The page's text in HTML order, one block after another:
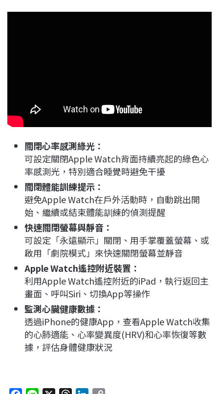
關閉心率感測綠光：
可設定關閉Apple Watch背面持續亮起的綠色心
率感測光，特別適合睡覺時避免干擾
關閉體能訓練提示：
避免Apple Watch在戶外活動時，自動跳出開
始、繼續或結束體能訓練的偵測提醒
快速關閉螢幕與靜音：
可設定「永遠顯示」關閉、用手掌覆蓋螢幕、或
啟用「劇院模式」來快速關閉螢幕並靜音
Apple Watch遙控附近裝置：
利用Apple Watch遙控附近的iPad，執行返回主
畫面、呼叫Siri、切換App等操作
監測心臟健康數據：
透過iPhone的健康App，查看Apple Watch收集
的心肺適能、心率變異度(HRV)和心率恢復等數
據，評估身體健康狀況